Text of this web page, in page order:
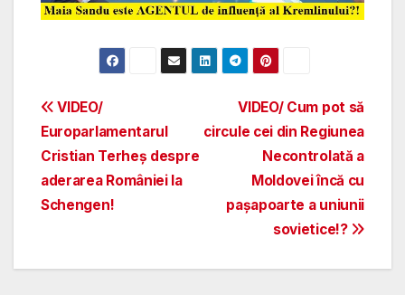
Post
navigation
VIDEO/ Cum pot să
circule cei din Regiunea
Necontrolată a
Moldovei încă cu
pașapoarte a uniunii
sovietice!?
VIDEO/
Europarlamentarul
Cristian Terheș despre
aderarea României la
Schengen!